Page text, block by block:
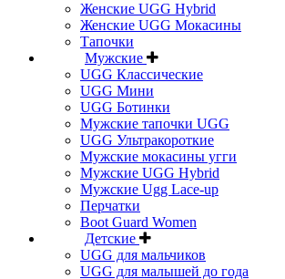
Женские UGG Hybrid
Женские UGG Мокасины
Тапочки
Мужские
UGG Классические
UGG Мини
UGG Ботинки
Мужские тапочки UGG
UGG Ультракороткие
Мужские мокасины угги
Мужские UGG Hybrid
Мужские Ugg Lace-up
Перчатки
Boot Guard Women
Детские
UGG для мальчиков
UGG для малышей до года